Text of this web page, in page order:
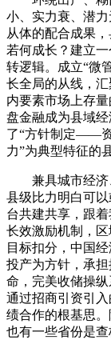
小、实力衰、潜
从体的配合成果
若何成长？建立
转逻辑。成立“微
长全局的从线，
内要素市场上存
盘金融成为县域
了“方针制定——
力”为典型特征的
兼具城市经济、
县级比力明白可
台共建共享，跟
长效激励机制，
目标扣分，中国
投产为方针，承
命，完美收储操
通过招商引资引
绩合作的根基思
也有一些省份是